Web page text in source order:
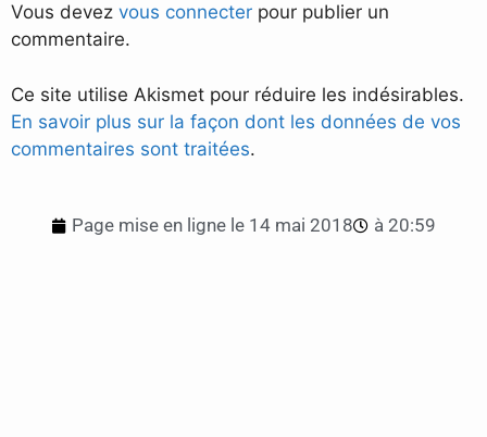
Vous devez vous connecter pour publier un
commentaire.
Ce site utilise Akismet pour réduire les indésirables.
En savoir plus sur la façon dont les données de vos
commentaires sont traitées.
Page mise en ligne le 14 mai 2018 à 20:59